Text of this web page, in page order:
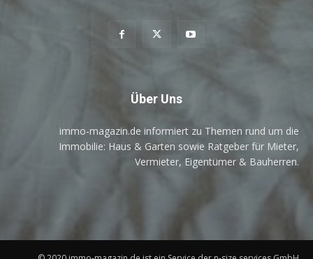
Über Uns
immo-magazin.de informiert zu Themen rund um die
Immobilie: Haus & Garten sowie Ratgeber für Mieter,
Vermieter, Eigentümer & Bauherren.